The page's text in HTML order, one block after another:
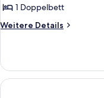
1 Doppelbett
Weitere Details
Weitere